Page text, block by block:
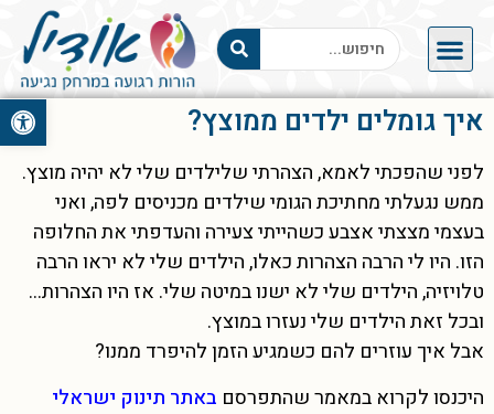
פתח איך גומלים ילדים ממוצץ?
לפני שהפכתי לאמא, הצהרתי שלילדים שלי לא יהיה מוצץ.
ממש נגעלתי מחתיכת הגומי שילדים מכניסים לפה, ואני
בעצמי מצצתי אצבע כשהייתי צעירה והעדפתי את החלופה
הזו. היו לי הרבה הצהרות כאלו, הילדים שלי לא יראו הרבה
טלויזיה, הילדים שלי לא ישנו במיטה שלי. אז היו הצהרות…
ובכל זאת הילדים שלי נעזרו במוצץ.
אבל איך עוזרים להם כשמגיע הזמן להיפרד ממנו?
היכנסו לקרוא במאמר שהתפרסם באתר תינוק ישראלי